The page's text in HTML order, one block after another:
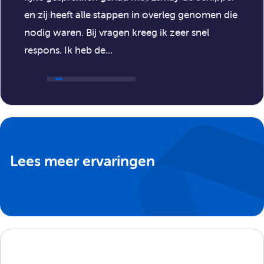
Toffe personeelsuitjes!
en zij heeft alle stappen in overleg genomen die
nodig waren. Bij vragen kreeg ik zeer snel
respons. Ik heb de...
Lees meer ervaringen